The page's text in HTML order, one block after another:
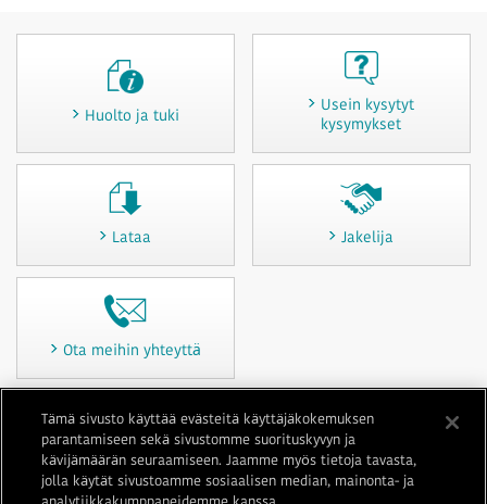
Huolto ja tuki
Usein kysytyt
kysymykset
Lataa Jakelija
Ota meihin yhteyttä
Käyttöehdot Yksityisyys Evästekäytäntö
Ota meihin yhteyttä Yrityksen tiedot
Tämä sivusto käyttää evästeitä käyttäjäkokemuksen
parantamiseen sekä sivustomme suorituskyvyn ja
kävijämäärän seuraamiseen. Jaamme myös tietoja tavasta,
jolla käytät sivustoamme sosiaalisen median, mainonta- ja